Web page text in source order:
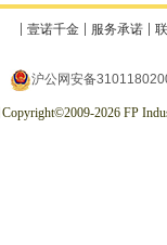
壹诺千金 服务承诺
沪公网安备
Copyright©2009-2026 FP